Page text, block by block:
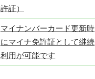
許証）
マイナンバーカード更新時
にマイナ免許証として継続
利用が可能です